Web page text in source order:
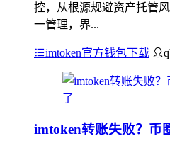
控，从根源规避资产托管
一管理，界...
imtoken官方钱包下载
imtoken转账失败？币